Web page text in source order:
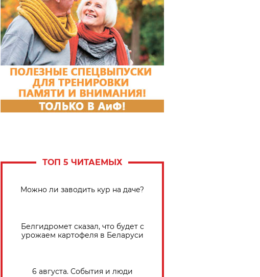
ТОП 5 ЧИТАЕМЫХ
Можно ли заводить кур на даче?
Белгидромет сказал, что будет с
урожаем картофеля в Беларуси
6 августа. События и люди